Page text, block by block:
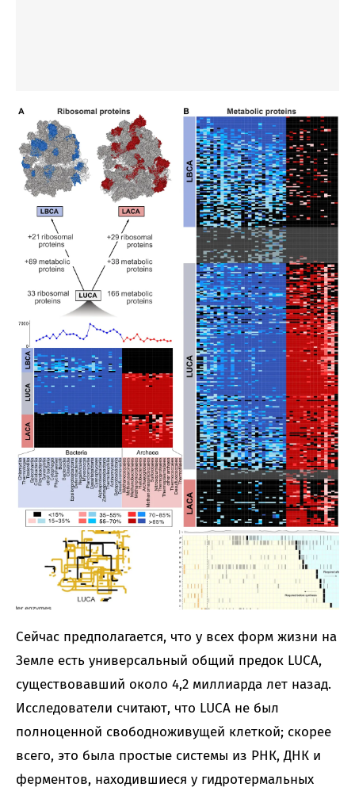
Сейчас предполагается, что у всех форм жизни на
Земле есть универсальный общий предок LUCA,
существовавший около 4,2 миллиарда лет назад.
Исследователи считают, что LUCA не был
полноценной свободноживущей клеткой; скорее
всего, это была простые системы из РНК, ДНК и
ферментов, находившиеся у гидротермальных